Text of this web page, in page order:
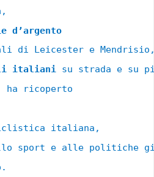
d’argento
di Leicester e
italiani
su strada e su
ha ricoperto
italiana,
sport e alle politiche